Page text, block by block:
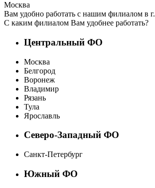
Москва
Вам удобно работать с нашим филиалом в г.
С каким филиалом Вам удобнее работать?
Центральный ФО
Москва
Белгород
Воронеж
Владимир
Рязань
Тула
Ярославль
Северо-Западный ФО
Санкт-Петербург
Южный ФО